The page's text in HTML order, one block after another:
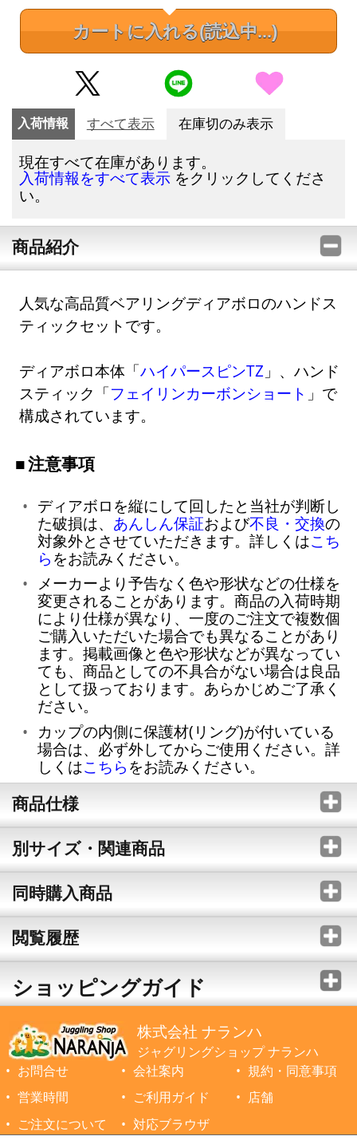
カートに入れる(読込中...)
入荷情報 すべて表示 在庫切のみ表示
現在すべて在庫があります。
入荷情報をすべて表示 をクリックしてくださ
い。
商品紹介
人気な高品質ベアリングディアボロのハンドス
ティックセットです。
ディアボロ本体「ハイパースピンTZ 」、ハンド
スティック「フェイリンカーボンショート 」で
構成されています。
注意事項
ディアボロを縦にして回したと当社が判断し
た破損は、 あんしん保証および不良・交換の
対象外とさせていただきます。詳しくはこち
ら をお読みください。
メーカーより予告なく色や形状などの仕様を
変更されることがあります。商品の入荷時期
により仕様が異なり、一度のご注文で複数個
ご購入いただいた場合でも異なることがあり
ます。掲載画像と色や形状などが異なってい
ても、商品としての不具合がない場合は良品
として扱っております。あらかじめご了承く
ださい。
カップの内側に保護材(リング)が付いている
場合は、必ず外してからご使用ください。詳
しくはこちら をお読みください。
商品仕様
別サイズ・関連商品
同時購入商品
閲覧履歴
ショッピングガイド
株式会社 ナランハ
ジャグリングショップ ナランハ
お問合せ
会社案内
規約・同意事項
営業時間
ご利用ガイド
店舗
ご注文について
対応ブラウザ